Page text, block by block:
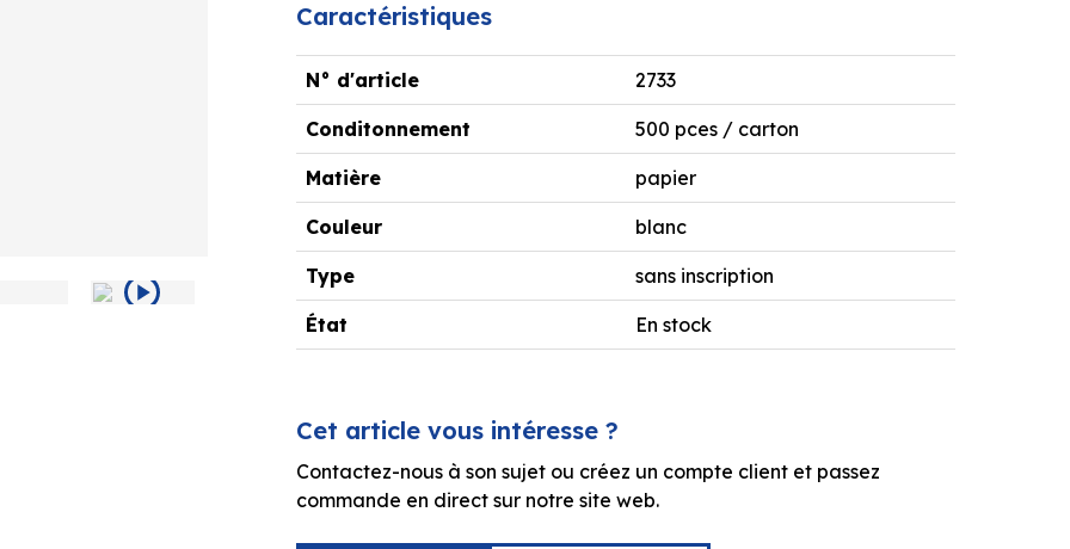
Caractéristiques
N° d'article 2733
Conditonnement 500 pces / carton
Matière papier
Couleur blanc
Type sans inscription
État En stock
Cet article vous intéresse ?
Contactez-nous à son sujet ou créez un compte client et passez
commande en direct sur notre site web.